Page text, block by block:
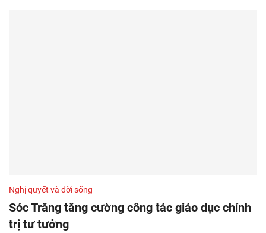
Nghị quyết và đời sống
Sóc Trăng tăng cường công tác giáo dục chính
trị tư tưởng